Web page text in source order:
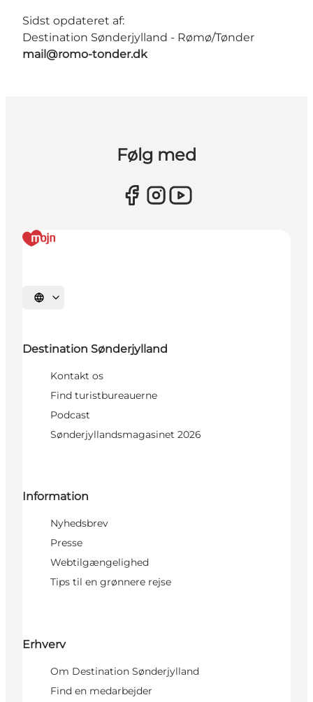
Sidst opdateret af:
Destination Sønderjylland - Rømø/Tønder
mail@romo-tonder.dk
Følg med
Vælg sprog
Destination Sønderjylland
Kontakt os
Find turistbureauerne
Podcast
Sønderjyllandsmagasinet 2026
Information
Nyhedsbrev
Presse
Webtilgængelighed
Tips til en grønnere rejse
Erhverv
Om Destination Sønderjylland
Find en medarbejder